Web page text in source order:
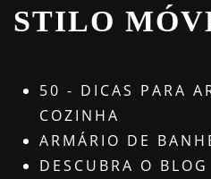
STILO
50 - DICAS PARA
COZINHA
ARMÁRIO DE
DESCUBRA O